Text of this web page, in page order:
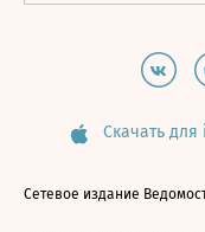
Скачать для
Сетевое издание